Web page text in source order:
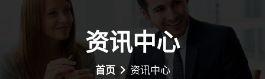
资讯中心
首页 资讯中心